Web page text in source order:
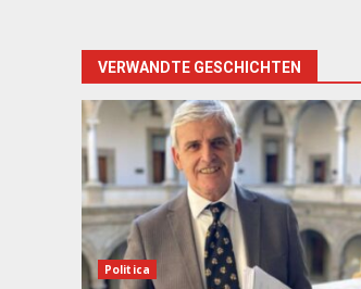
VERWANDTE GESCHICHTEN
Politica